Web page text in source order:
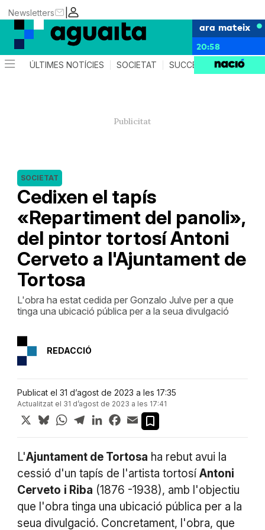
|
Newsletters
ara mateix
20:58
ÚLTIMES NOTÍCIES SOCIETAT SUCCESSOS AGENDA
Cedixen el tapís
«Repartiment del panoli»,
del pintor tortosí Antoni
Cerveto a l'Ajuntament de
Tortosa
SOCIETAT
L'obra ha estat cedida per Gonzalo Julve per a que
tinga una ubicació pública per a la seua divulgació
REDACCIÓ
Publicat el 31 d’agost de 2023 a les 17:35
Actualitzat el 31 d’agost de 2023 a les 17:41
X BlueskyWhatsApp
TelegramLinkedInFacebook
Email
L'Ajuntament de Tortosa ha rebut avui la
cessió d'un tapís de l'artista tortosí Antoni
Cerveto i Riba (1876 -1938), amb l'objectiu
que l'obra tinga una ubicació pública per a la
seua divulgació. Concretament, l'obra, que